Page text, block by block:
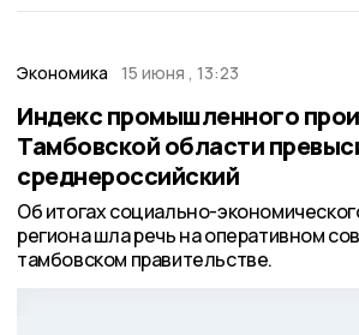
Экономика 15 июня , 13:23
Индекс промышленного
Тамбовской области
среднероссийский
Об итогах социально-
региона шла речь на оперативном
тамбовском правительстве.